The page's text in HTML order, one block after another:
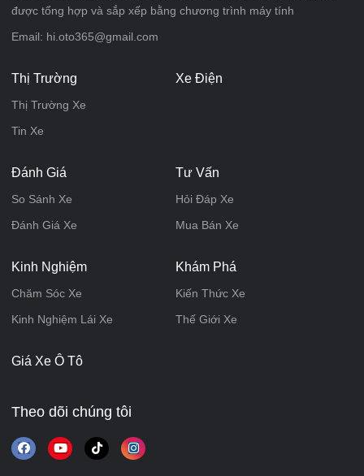
được tổng hợp và sắp xếp bằng chương trình máy tính
Email: hi.oto365@gmail.com
Thị Trường
Thị Trường Xe
Tin Xe
Xe Điện
Đánh Giá
So Sánh Xe
Đánh Giá Xe
Tư Vấn
Hỏi Đáp Xe
Mua Bán Xe
Kinh Nghiệm
Chăm Sóc Xe
Kinh Nghiệm Lái Xe
Khám Phá
Kiến Thức Xe
Thế Giới Xe
Giá Xe Ô Tô
Theo dõi chúng tôi